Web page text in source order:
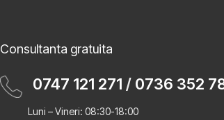
Consultanta gratuita
0747 121 271 / 0736 352
Luni – Vineri: 08:30-18:00